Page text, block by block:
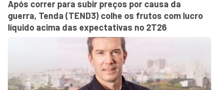
Após correr para subir preços por causa da
guerra, Tenda (TEND3) colhe os frutos com lucro
líquido acima das expectativas no 2T26